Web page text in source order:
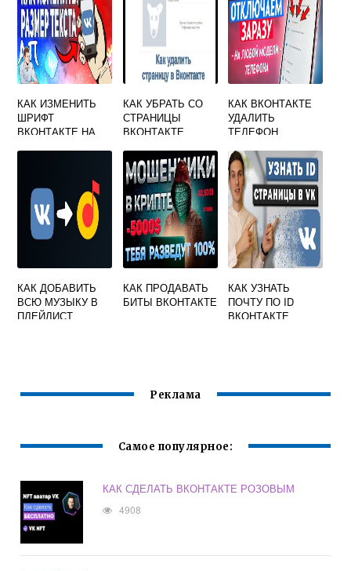
КАК ИЗМЕНИТЬ
ШРИФТ
ВКОНТАКТЕ НА
КАК УБРАТЬ СО
СТРАНИЦЫ
ВКОНТАКТЕ
КАК ВКОНТАКТЕ
УДАЛИТЬ
ТЕЛЕФОН
КАК ДОБАВИТЬ
ВСЮ МУЗЫКУ В
ПЛЕЙЛИСТ
КАК ПРОДАВАТЬ
БИТЫ ВКОНТАКТЕ
КАК УЗНАТЬ
ПОЧТУ ПО ID
ВКОНТАКТЕ
Реклама
Самое популярное:
КАК СДЕЛАТЬ ВКОНТАКТЕ РОЗОВЫМ
4908